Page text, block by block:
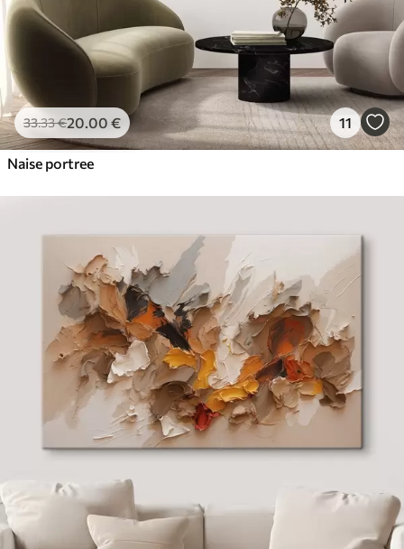
33.33€20.00 € 11
Naise portree